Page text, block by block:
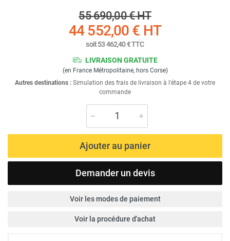
55 690,00 €HT
44 552,00 € HT
soit53 462,40 €TTC
LIVRAISON GRATUITE
(en France Métropolitaine, hors Corse)
Autres destinations : Simulation des frais de livraison à l'étape 4 de votre
commande
Ajouter au panier
Demander un devis
Voir les modes de paiement
Voir la procédure d'achat